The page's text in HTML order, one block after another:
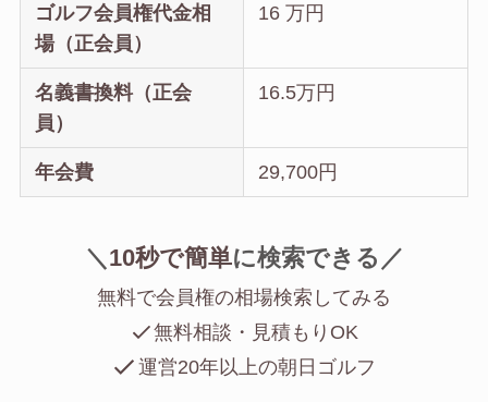
ゴルフ会員権代金相
場（正会員）
16 万円
名義書換料（正会
員）
16.5万円
年会費 29,700円
＼ 10秒で簡単に検索できる／
無料で会員権の相場検索してみる
無料相談・見積もりOK
運営20年以上の朝日ゴルフ